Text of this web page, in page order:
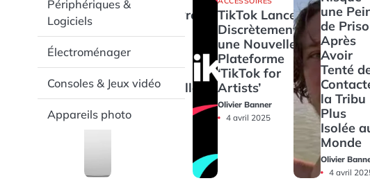
Périphériques &
Logiciels
Électroménager
Consoles & Jeux vidéo
Appareils photo
Pixel Buds Pro
Gamme en
Promotion
Exceptionnelle
4 avril 2025
TikTok Lance
Discrètement
une Nouvelle
Plateforme
‘TikTok for
Artists’
Olivier Banner
4 avril 2025
une
de
Après
Avoir
Tenté
la Tribu
Plus
Isolée
Monde
Olivier
4 avril